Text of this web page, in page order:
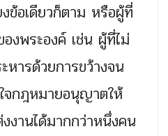
ข้อเดียวก็ตาม หรือผู้ที่
งพระองค์ เช่น ผู้ที่ไม่
ารด้วยการขว้างจน
จกฎหมายอนุญาตให้
งานได้มากกว่าหนึ่งคน